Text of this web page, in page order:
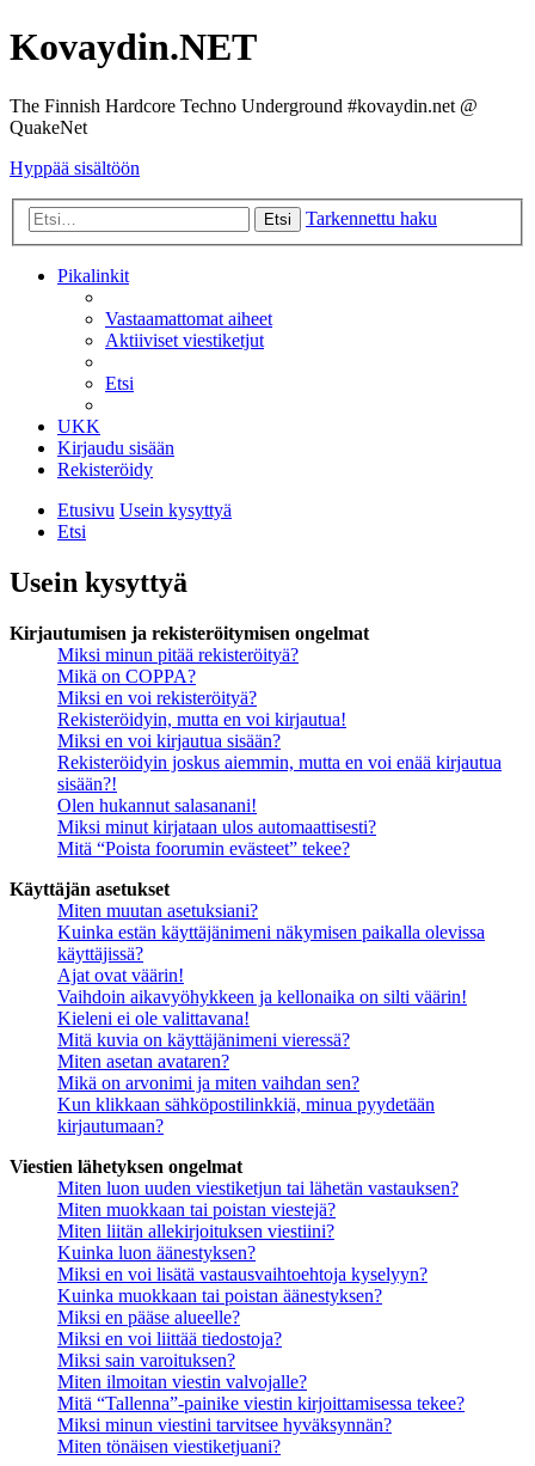
Kovaydin.NET
The Finnish Hardcore Techno Underground #kovaydin.net @
QuakeNet
Hyppää sisältöön
Etsi Tarkennettu haku
Pikalinkit
Vastaamattomat aiheet
Aktiiviset viestiketjut
Etsi
UKK
Kirjaudu sisään
Rekisteröidy
Etusivu Usein kysyttyä
Etsi
Usein kysyttyä
Kirjautumisen ja rekisteröitymisen ongelmat
Miksi minun pitää rekisteröityä?
Mikä on COPPA?
Miksi en voi rekisteröityä?
Rekisteröidyin, mutta en voi kirjautua!
Miksi en voi kirjautua sisään?
Rekisteröidyin joskus aiemmin, mutta en voi enää kirjautua
sisään?!
Olen hukannut salasanani!
Miksi minut kirjataan ulos automaattisesti?
Mitä “Poista foorumin evästeet” tekee?
Käyttäjän asetukset
Miten muutan asetuksiani?
Kuinka estän käyttäjänimeni näkymisen paikalla olevissa
käyttäjissä?
Ajat ovat väärin!
Vaihdoin aikavyöhykkeen ja kellonaika on silti väärin!
Kieleni ei ole valittavana!
Mitä kuvia on käyttäjänimeni vieressä?
Miten asetan avataren?
Mikä on arvonimi ja miten vaihdan sen?
Kun klikkaan sähköpostilinkkiä, minua pyydetään
kirjautumaan?
Viestien lähetyksen ongelmat
Miten luon uuden viestiketjun tai lähetän vastauksen?
Miten muokkaan tai poistan viestejä?
Miten liitän allekirjoituksen viestiini?
Kuinka luon äänestyksen?
Miksi en voi lisätä vastausvaihtoehtoja kyselyyn?
Kuinka muokkaan tai poistan äänestyksen?
Miksi en pääse alueelle?
Miksi en voi liittää tiedostoja?
Miksi sain varoituksen?
Miten ilmoitan viestin valvojalle?
Mitä “Tallenna”-painike viestin kirjoittamisessa tekee?
Miksi minun viestini tarvitsee hyväksynnän?
Miten tönäisen viestiketjuani?